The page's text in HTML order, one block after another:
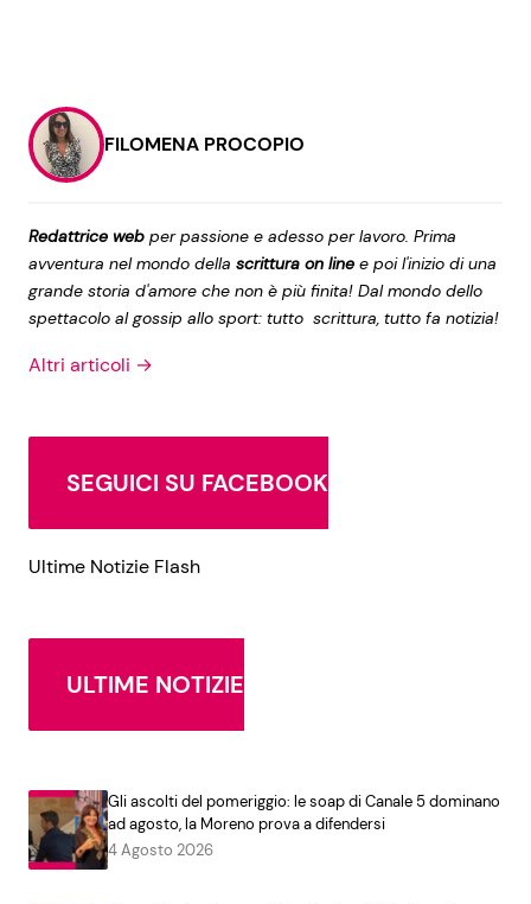
FILOMENA PROCOPIO
Redattrice web per passione e adesso per lavoro. Prima
avventura nel mondo della scrittura on line e poi l'inizio di una
grande storia d'amore che non è più finita! Dal mondo dello
spettacolo al gossip allo sport: tutto scrittura, tutto fa notizia!
Altri articoli →
SEGUICI SU FACEBOOK
Ultime Notizie Flash
ULTIME NOTIZIE
Gli ascolti del pomeriggio: le soap di Canale 5 dominano
ad agosto, la Moreno prova a difendersi
4 Agosto 2026